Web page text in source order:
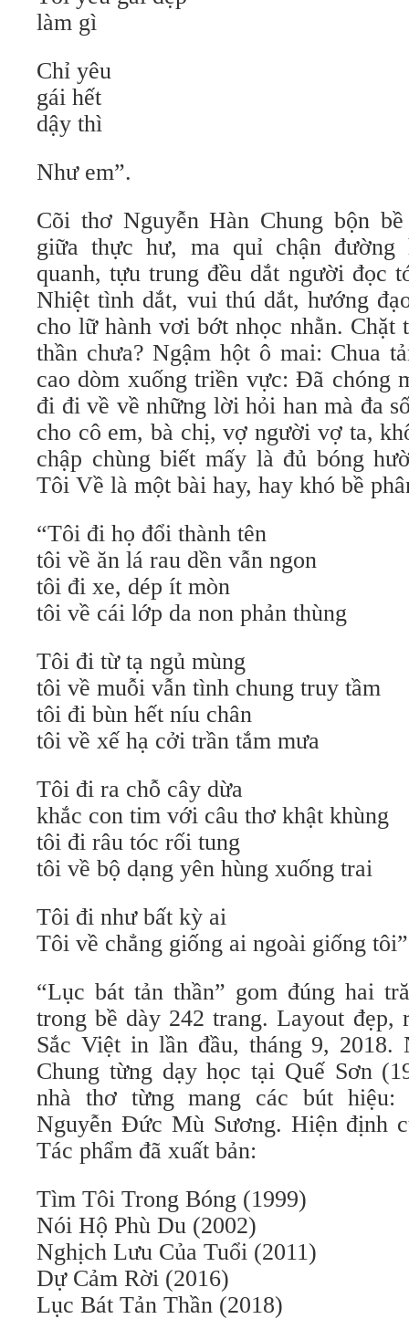
làm gì
Chỉ yêu
gái hết
dậy thì
Như em”.
Cõi thơ Nguyễn Hàn Chung bộn
giữa thực hư, ma quỉ chận đường
quanh, tựu trung đều dắt người đọc
Nhiệt tình dắt, vui thú dắt, hướng
cho lữ hành vơi bớt nhọc nhằn. Chặt
thần chưa? Ngậm hột ô mai: Chua
cao dòm xuống triền vực: Đã chóng
đi đi về về những lời hỏi han mà đa
cho cô em, bà chị, vợ người vợ ta,
chập chùng biết mấy là đủ bóng
Tôi Về là một bài hay, hay khó bề
“Tôi đi họ đổi thành tên
tôi về ăn lá rau dền vẫn ngon
tôi đi xe, dép ít mòn
tôi về cái lớp da non phản thùng
Tôi đi từ tạ ngủ mùng
tôi về muỗi vẫn tình chung truy tầm
tôi đi bùn hết níu chân
tôi về xế hạ cởi trần tắm mưa
Tôi đi ra chỗ cây dừa
khắc con tim với câu thơ khật khùng
tôi đi râu tóc rối tung
tôi về bộ dạng yên hùng xuống trai
Tôi đi như bất kỳ ai
Tôi về chẳng giống ai ngoài giống
“Lục bát tản thần” gom đúng hai
trong bề dày 242 trang. Layout đẹp,
Sắc Việt in lần đầu, tháng 9, 2018.
Chung từng dạy học tại Quế Sơn
nhà thơ từng mang các bút hiệu:
Nguyễn Đức Mù Sương. Hiện định
Tác phẩm đã xuất bản:
Tìm Tôi Trong Bóng (1999)
Nói Hộ Phù Du (2002)
Nghịch Lưu Của Tuổi (2011)
Dự Cảm Rời (2016)
Lục Bát Tản Thần (2018)